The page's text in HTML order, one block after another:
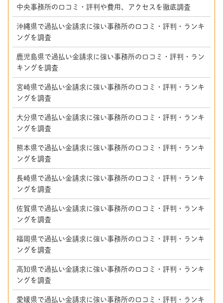
中央事務所の口コミ・評判や費用、アクセスを徹底調査
沖縄県で過払い金請求に強い事務所の口コミ・評判・ランキ
ングを調査
鹿児島県で過払い金請求に強い事務所の口コミ・評判・ラン
キングを調査
宮崎県で過払い金請求に強い事務所の口コミ・評判・ランキ
ングを調査
大分県で過払い金請求に強い事務所の口コミ・評判・ランキ
ングを調査
熊本県で過払い金請求に強い事務所の口コミ・評判・ランキ
ングを調査
長崎県で過払い金請求に強い事務所の口コミ・評判・ランキ
ングを調査
佐賀県で過払い金請求に強い事務所の口コミ・評判・ランキ
ングを調査
福岡県で過払い金請求に強い事務所の口コミ・評判・ランキ
ングを調査
高知県で過払い金請求に強い事務所の口コミ・評判・ランキ
ングを調査
愛媛県で過払い金請求に強い事務所の口コミ・評判・ランキ